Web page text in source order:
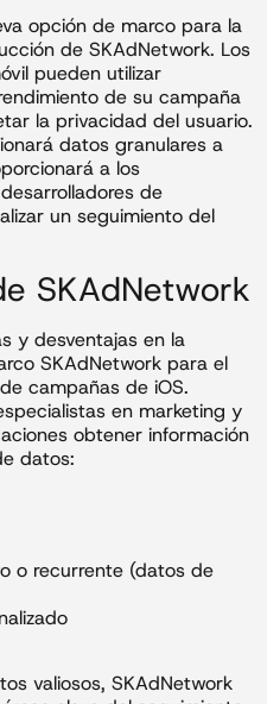
opción de marco para la
de SKAdNetwork. Los
pueden utilizar
de su campaña
la privacidad del usuario.
datos granulares a
a los
de
un seguimiento del
SKAdNetwork
y desventajas en la
SKAdNetwork para el
campañas de iOS.
en marketing y
obtener información
datos:
o recurrente (datos de
valiosos, SKAdNetwork